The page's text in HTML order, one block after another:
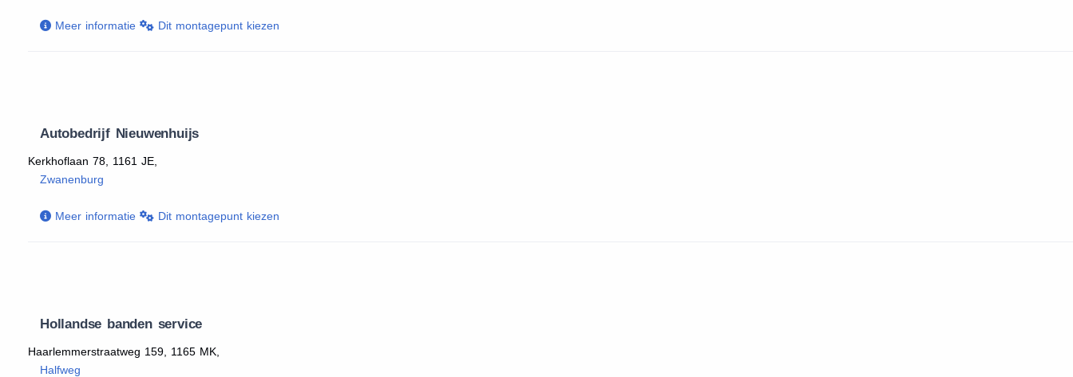
Meer informatie Dit montagepunt kiezen
Autobedrijf Nieuwenhuijs
Kerkhoflaan 78, 1161 JE,
Zwanenburg
Meer informatie Dit montagepunt kiezen
Hollandse banden service
Haarlemmerstraatweg 159, 1165 MK,
Halfweg